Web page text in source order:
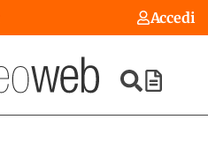
Accedi